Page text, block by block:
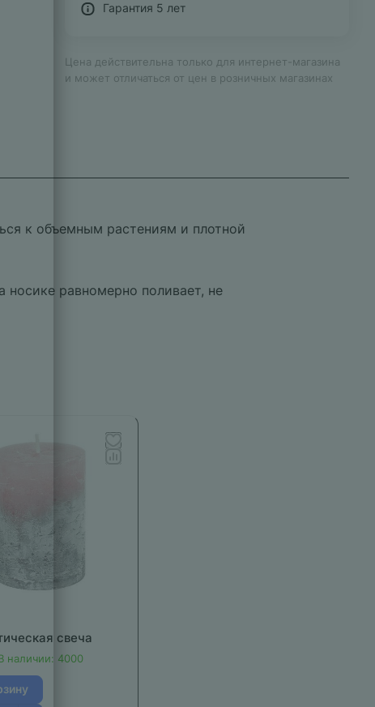
Гарантия 5 лет
Цена действительна только для интернет-магазина
и может отличаться от цен в розничных магазинах
к объемным растениям и плотной
носике равномерно поливает, не
свеча
наличии: 4000